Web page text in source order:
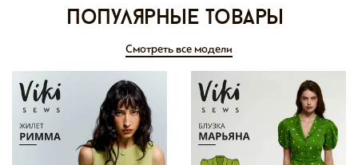
Популярные товары
Смотреть все модели